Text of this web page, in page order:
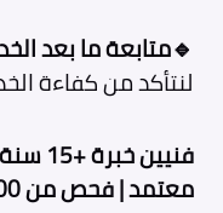
🔹متابعة ما بعد
لنتأكد من كفاءة
معتمد | فحص من 200 جنيه فقط